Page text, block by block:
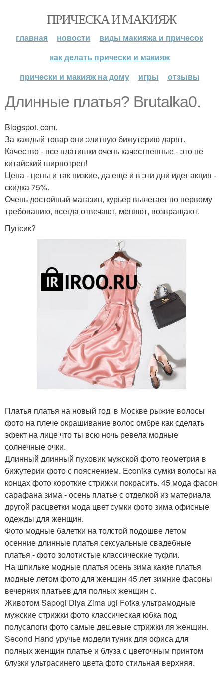
ПРИЧЕСКА И МАКИЯЖ
главная новости
виды макияжа и причесок
как делать прически и макияж
прически и макияж на дому
игры отзывы
Длинные платья? Brutalka0.
Blogspot. com.
За каждый товар они элитную бижутерию дарят.
Качество - все платишки очень качественные - это не
китайский ширпотреп!
Цена - цены и так низкие, да еще и в эти дни идет акция -
скидка 75%.
Очень достойный магазин, курьер вылетает по первому
требованию, всегда отвечают, меняют, возвращают.
Пупсик?
Платья платья на новый год. в Москве рыжие волосы
фото на плече окрашивание волос омбре как сделать
эфект на лице что ты всю ночь ревела модные
солнечные очки.
Длинный длинный пуховик мужской фото геометрия в
бижутерии фото с пояснением. Econika сумки волосы на
концах фото короткие стрижки покрасить. 45 мода фасон
сарафана зима - осень платье с отделкой из материала
другой расцветки мода цвет сумки фото зима офисные
одежды для женщин.
Фото модные балетки на толстой подошве летом
осенние длинные платья сексуальные свадебные
платья - фото золотистые классические туфли.
На шпильке модные платья осень зима какие платья
модные летом фото для женщин 45 лет зимние фасоны
вечерних платьев для полных женщин с.
Животом Sapogi Dlya Zima ugi Fotka ультрамодные
мужские стрижки фото классическая юбка под
полусапоги фото самые дешевые стрижки ля женщин.
Second Hand уручье модели туник для офиса для
полных женщин платье и блуза с цветочным принтом
блузки ультрасинего цвета фото стильная верхняя.